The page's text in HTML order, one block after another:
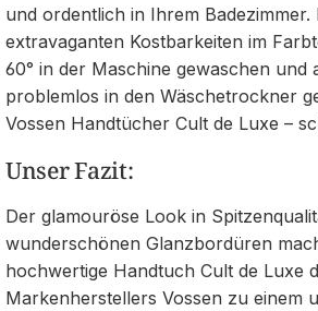
und ordentlich in Ihrem Badezimmer.
extravaganten Kostbarkeiten im
60° in der Maschine gewaschen und
problemlos in den Wäschetrockner
Vossen Handtücher Cult de Luxe –
Unser Fazit:
Der glamouröse Look in
wunderschönen Glanzbordüren
hochwertige Handtuch Cult de Luxe
Markenherstellers Vossen zu einem